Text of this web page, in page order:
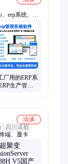
erp系统、管
厂用的ERP系
生产管理
洽谈
四川成都
端、显卡